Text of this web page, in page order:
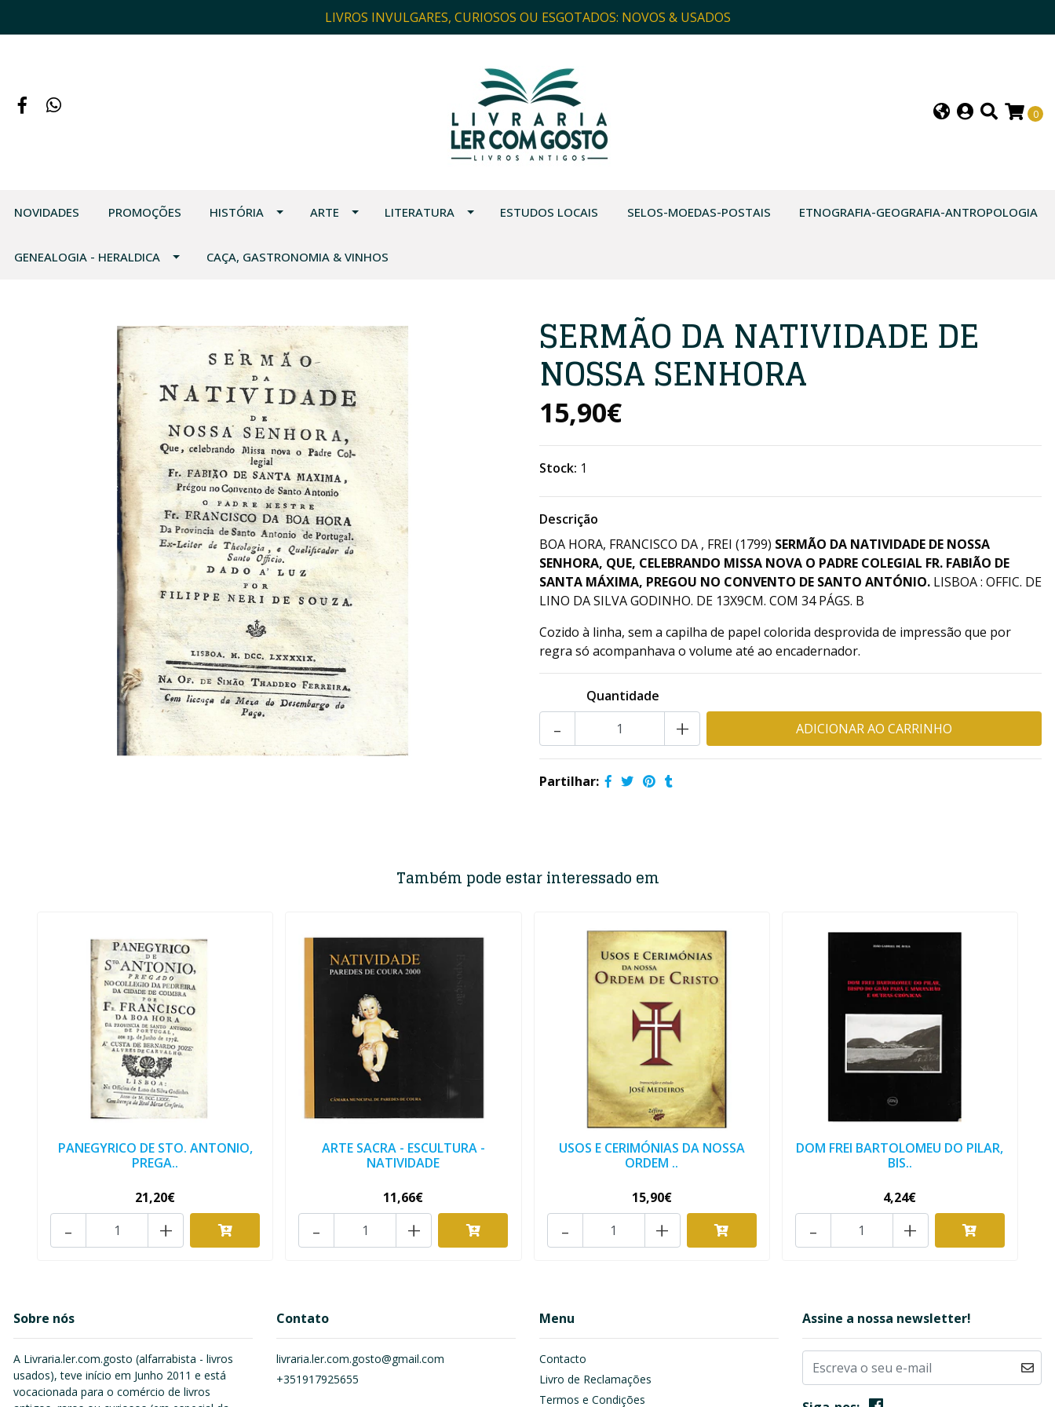
LIVROS INVULGARES, CURIOSOS OU ESGOTADOS: NOVOS & USADOS
0
NOVIDADES PROMOÇÕES HISTÓRIA ARTE LITERATURA ESTUDOS LOCAIS SELOS-MOEDAS-POSTAIS ETNOGRAFIA-GEOGRAFIA-ANTROPOLOGIA
GENEALOGIA - HERALDICA CAÇA, GASTRONOMIA & VINHOS
SERMÃO DA NATIVIDADE DE
NOSSA SENHORA
15,90€
Stock: 1
Descrição
BOA HORA, FRANCISCO DA , FREI (1799) SERMÃO DA NATIVIDADE DE NOSSA
SENHORA, QUE, CELEBRANDO MISSA NOVA O PADRE COLEGIAL FR. FABIÃO DE
SANTA MÁXIMA, PREGOU NO CONVENTO DE SANTO ANTÓNIO. LISBOA : OFFIC. DE
LINO DA SILVA GODINHO. DE 13X9CM. COM 34 PÁGS. B
Cozido à linha, sem a capilha de papel colorida desprovida de impressão que por
regra só acompanhava o volume até ao encadernador.
Quantidade
+
-
Partilhar:
Também pode estar interessado em
PANEGYRICO DE STO. ANTONIO,
PREGA..
21,20€
+
-
ARTE SACRA - ESCULTURA -
NATIVIDADE
11,66€
+
-
USOS E CERIMÓNIAS DA NOSSA
ORDEM ..
15,90€
+
-
DOM FREI BARTOLOMEU DO PILAR,
BIS..
4,24€
+
-
Sobre nós
A Livraria.ler.com.gosto (alfarrabista - livros
usados), teve início em Junho 2011 e está
vocacionada para o comércio de livros
Contato
livraria.ler.com.gosto@gmail.com
+351917925655
Menu
Contacto
Livro de Reclamações
Termos e Condições
Assine a nossa newsletter!